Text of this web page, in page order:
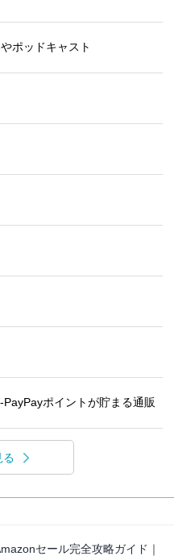
ポッドキャスト
ポイントが貯まる通販
る
セール完全攻略ガイド｜